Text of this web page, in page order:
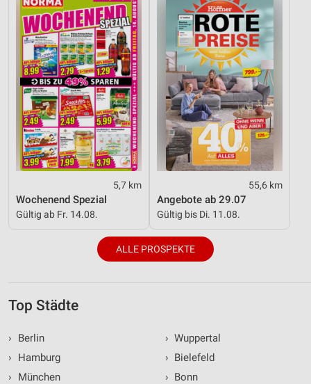
5,7 km
Wochenend Spezial
Gültig ab Fr. 14.08.
55,6 km
Angebote ab 29.07
Gültig bis Di. 11.08.
ALLE PROSPEKTE
Top Städte
›
Berlin
›
Hamburg
›
München
› Wuppertal
› Bielefeld
› Bonn